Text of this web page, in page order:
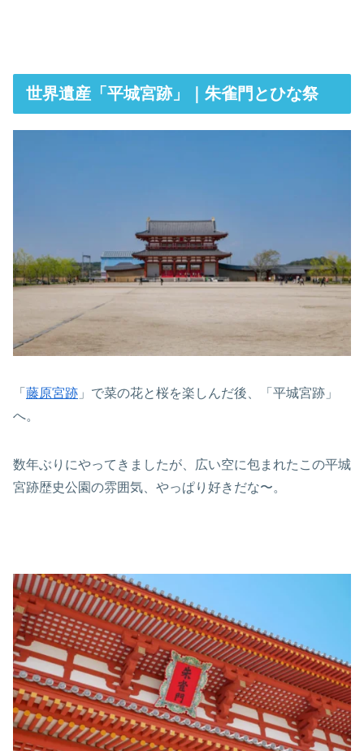
世界遺産「平城宮跡」｜朱雀門とひな祭
「 藤原宮跡 」で菜の花と桜を楽しんだ後、「平城宮跡」
へ。
数年ぶりにやってきましたが、広い空に包まれたこの平城
宮跡歴史公園の雰囲気、やっぱり好きだな〜。